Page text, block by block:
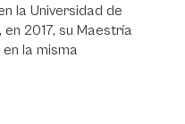
la Universidad de
2017, su Maestría
la misma